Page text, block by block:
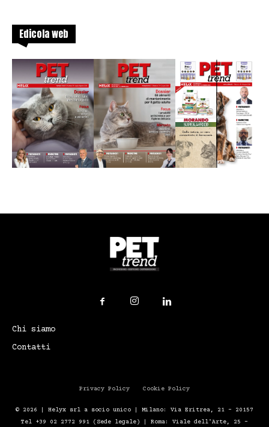
Edicola web
Chi siamo
Contatti
Privacy Policy Cookie Policy
© 2026 | Helyx srl a socio unico | Milano: Via Eritrea, 21 – 20157
Tel +39 02 2772 991 (Sede legale) | Roma: Viale dell'Arte, 25 -